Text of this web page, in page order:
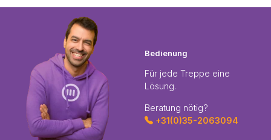
Bedienung
Für jede Treppe eine
Lösung.
Beratung nötig?
+31(0)35-2063094